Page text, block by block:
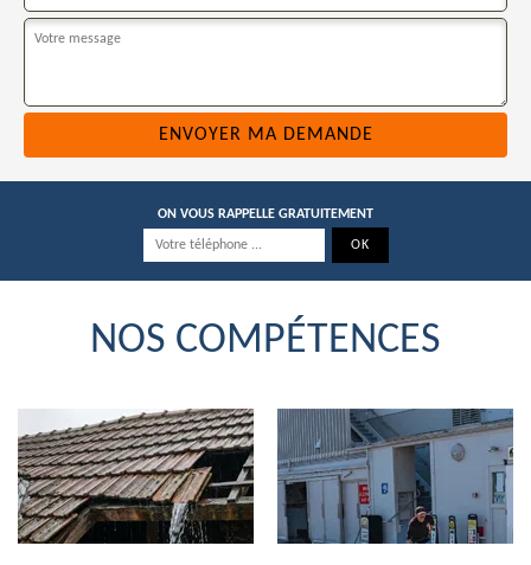
ON VOUS RAPPELLE GRATUITEMENT
NOS COMPÉTENCES